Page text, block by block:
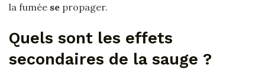
la fumée se propager.
Quels sont les effets
secondaires de la sauge ?